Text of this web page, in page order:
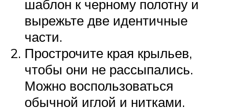
шаблон к черному полотну и
вырежьте две идентичные
части.
Прострочите края крыльев,
чтобы они не рассыпались.
Можно воспользоваться
обычной иглой и нитками.